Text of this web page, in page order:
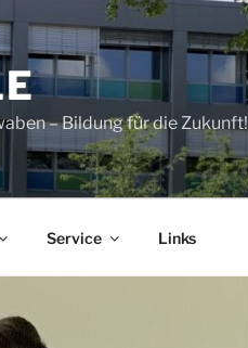
– Bildung für die Zukunft!
Service Links